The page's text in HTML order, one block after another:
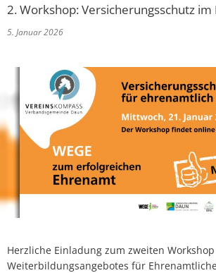
Schiedsperson
Standesamt
Ver- und Entsorgung
Kinder, Jugend und Freizeit
Tourismus und Kultur
Projekte
Resiliente Dörfer
Seniorenbeauftragte
VereinsKompass VG Daun
2. Workshop: Versicherungsschutz
5. Januar 2026
Herzliche Einladung zum zweiten
Weiterbildungsangebotes für